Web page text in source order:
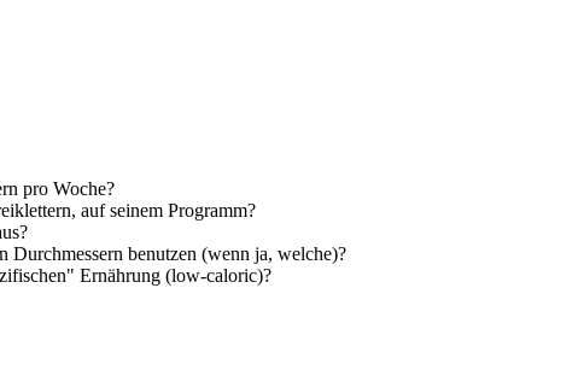
pro Woche?
auf seinem Programm?
Durchmessern benutzen (wenn ja, welche)?
Ernährung (low-caloric)?